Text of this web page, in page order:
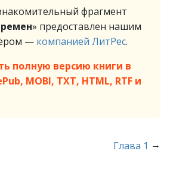
фрагмент
» предоставлен нашим
— компанией ЛитРес.
полную версию книги в
MOBI, TXT, HTML, RTF и
Глава 1 →